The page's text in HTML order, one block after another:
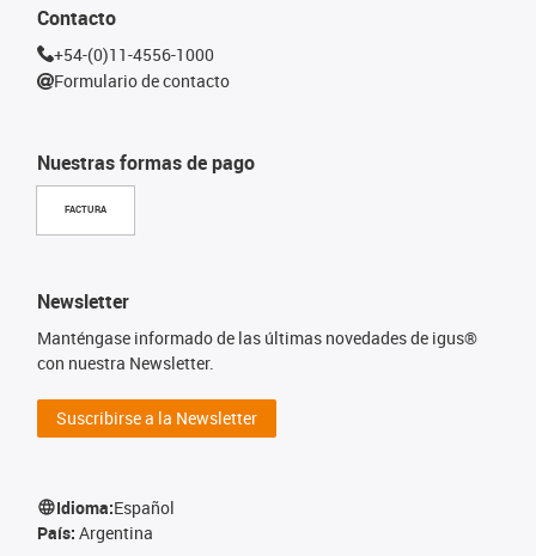
Nuestras formas de pago
FACTURA
Contacto
+54-(0)11-4556-1000
Formulario de contacto
Newsletter
Manténgase informado de las últimas novedades de igus®
con nuestra Newsletter.
Suscribirse a la Newsletter
Idioma:Español
País: Argentina